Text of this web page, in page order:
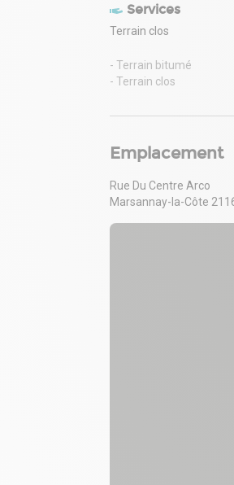
Services
Terrain clos
- Terrain bitumé
- Terrain clos
Emplacement
Rue Du Centre Arco
Marsannay-la-Côte